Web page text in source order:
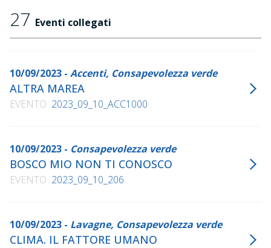
27 Eventi collegati
10/09/2023 - Accenti, Consapevolezza verde
ALTRA MAREA
EVENTO 2023_09_10_ACC1000
10/09/2023 - Consapevolezza verde
BOSCO MIO NON TI CONOSCO
EVENTO 2023_09_10_206
10/09/2023 - Lavagne, Consapevolezza verde
CLIMA. IL FATTORE UMANO